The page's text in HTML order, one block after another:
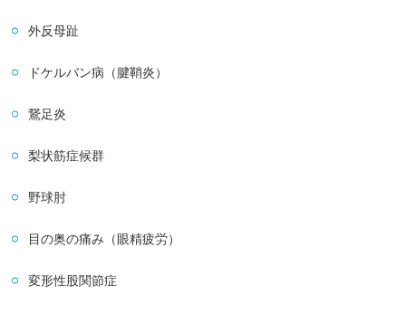
外反母趾
ドケルバン病（腱鞘炎）
鵞足炎
梨状筋症候群
野球肘
目の奥の痛み（眼精疲労）
変形性股関節症